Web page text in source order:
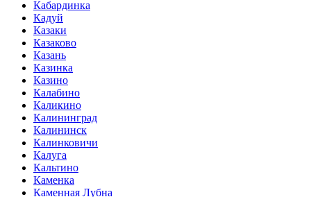
Кабардинка
Кадуй
Казаки
Казаково
Казань
Казинка
Казино
Калабино
Каликино
Калининград
Калининск
Калинковичи
Калуга
Кальтино
Каменка
Каменная Лубна